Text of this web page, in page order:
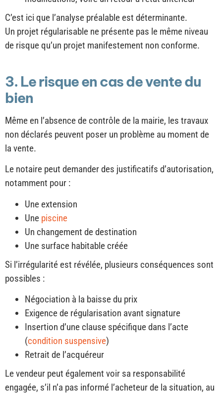
C’est ici que l’analyse préalable est déterminante.
Un projet régularisable ne présente pas le même niveau
de risque qu’un projet manifestement non conforme.
3. Le risque en cas de vente du
bien
Même en l’absence de contrôle de la mairie, les travaux
non déclarés peuvent poser un problème au moment de
la vente.
Le notaire peut demander des justificatifs d’autorisation,
notamment pour :
Une extension
Une piscine
Un changement de destination
Une surface habitable créée
Si l’irrégularité est révélée, plusieurs conséquences sont
possibles :
Négociation à la baisse du prix
Exigence de régularisation avant signature
Insertion d’une clause spécifique dans l’acte
(condition suspensive)
Retrait de l’acquéreur
Le vendeur peut également voir sa responsabilité
engagée, s’il n’a pas informé l’acheteur de la situation, au